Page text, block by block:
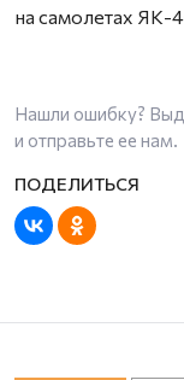
на самолетах ЯК-
Нашли ошибку?
и отправьте ее нам.